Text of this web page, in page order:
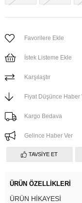
Favorilere Ekle
İstek Listeme Ekle
Karşılaştır
Fiyat Düşünce Haber
Kargo Bedava
Gelince Haber Ver
TAVSIYE ET
ÜRÜN ÖZELLIKLERI
ÜRÜN HİKAYESİ